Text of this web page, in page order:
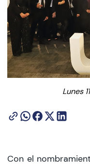
UGM Online
Language Center
CIEO
Contacto y Horarios
modo claro
Lunes
Con el